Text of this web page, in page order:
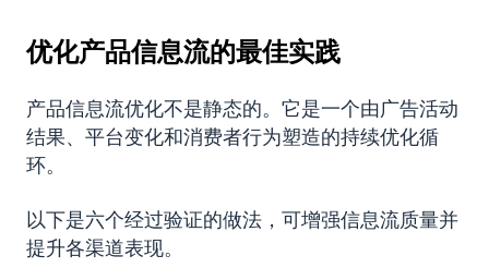
优化产品信息流的最佳实践
产品信息流优化不是静态的。它是一个由广告活动
结果、平台变化和消费者行为塑造的持续优化循
环。
以下是六个经过验证的做法，可增强信息流质量并
提升各渠道表现。